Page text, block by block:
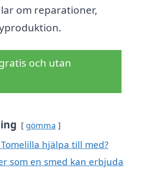
om reparationer,
och utan
gömma
hjälpa till med?
som en smed kan erbjuda